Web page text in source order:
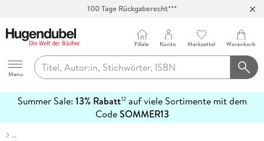
100 Tage Rückgaberecht***
Hugendubel
Menu
Filiale Konto Merkzettel Warenkorb
Summer Sale: 13% Rabatt12auf viele Sortimente mit dem
CodeSOMMER13
erfahren
…